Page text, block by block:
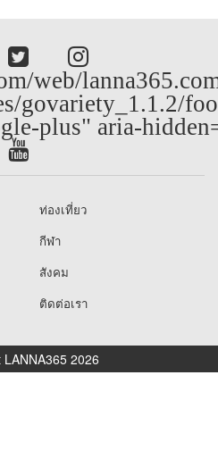
web/
govariety_1.1.2/
plus" aria-
ท่องเที่ยว
กีฬา
สังคม
ติดต่อเรา
2026